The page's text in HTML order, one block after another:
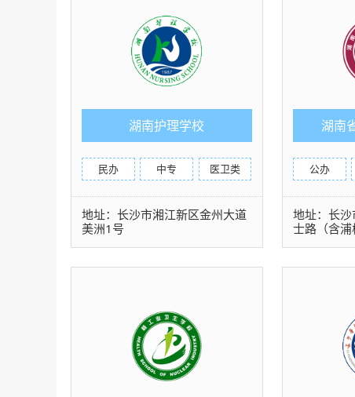
湖南护理学校
民办 中专 医卫类
地址：长沙市湘江新区金州大道
美洲1号
湖南
公办
地址：长
士路（含浦